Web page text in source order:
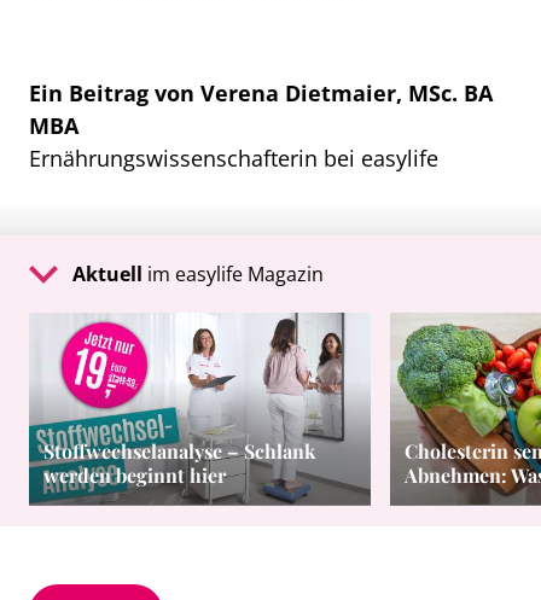
Ein Beitrag von Verena Dietmaier, MSc. BA
MBA
Ernährungswissenschafterin bei easylife
Aktuell im easylife Magazin
Stoffwechselanalyse – Schlank
werden beginnt hier
Cholesterin
Abnehmen: